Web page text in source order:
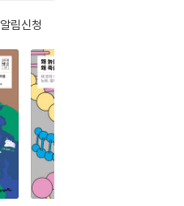
알림신청